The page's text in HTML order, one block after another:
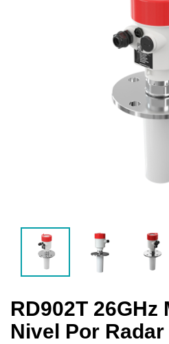
RD902T 26GHz
Nivel Por Radar